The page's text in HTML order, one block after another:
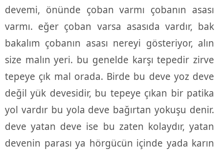
devemi, önünde çoban varmı çobanın asası
varmı. eğer çoban varsa asasıda vardır, bak
bakalım çobanın asası nereyi gösteriyor, alın
size malın yeri. bu genelde karşı tepedir zirve
tepeye çık mal orada. Birde bu deve yoz deve
değil yük devesidir, bu tepeye çıkan bir patika
yol vardır bu yola deve bağırtan yokuşu denir.
deve yatan deve ise bu zaten kolaydır, yatan
devenin parası ya hörgücün içinde yada karın